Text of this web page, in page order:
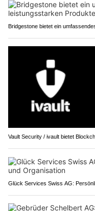
Bridgestone bietet ein
Vault Security / ivault bietet
Glück Services Swiss AG: